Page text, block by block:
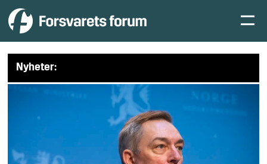
Nyheter: